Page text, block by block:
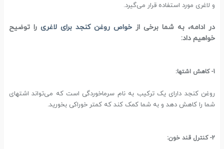
و لاغری مورد استفاده قرار می‌گیرد.
در ادامه، به شما برخی از خواص روغن کنجد برای لاغری را توضیح
خواهیم داد:
1- کاهش اشتها:
روغن کنجد دارای یک ترکیب به نام سرماخوردگی است که می‌تواند اشتهای
شما را کاهش دهد و به شما کمک کند که کمتر خوراکی بخورید.
2- کنترل قند خون: